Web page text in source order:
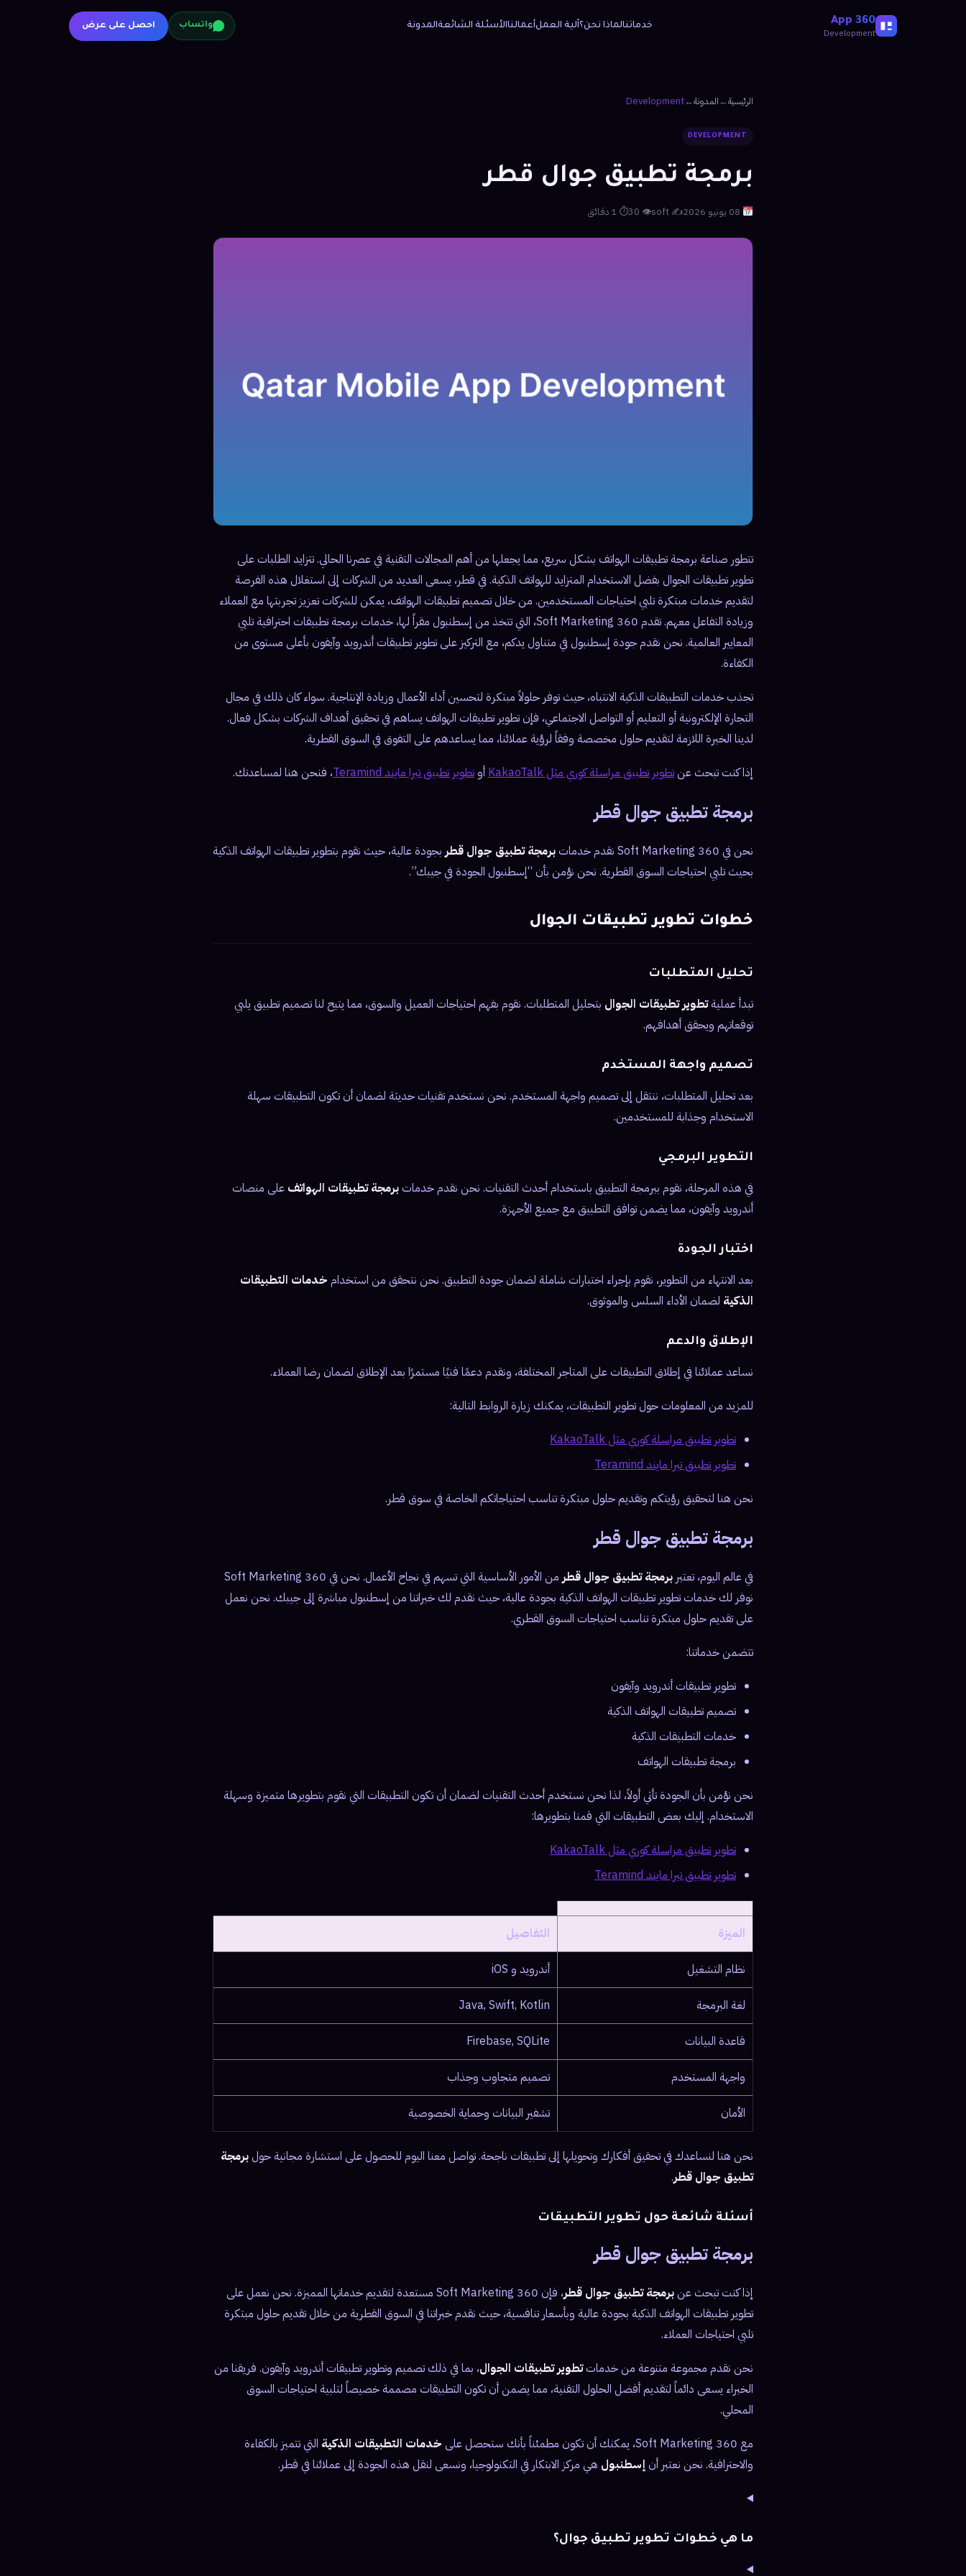
360 App
Development
خدماتنالماذا نحن؟آلية العملأعمالناالأسئلة الشائعةالمدونة واتساب احصل على عرض
الرئيسية← المدونة←
Development
DEVELOPMENT
برمجة تطبيق جوال قطر
✍️ soft
👁 30 ⏱ 1 دقائق
تتطور صناعة برمجة تطبيقات الهواتف بشكل سريع، مما يجعلها من أهم المجالات التقنية في عصرنا الحالي. تتزايد الطلبات على
تطوير تطبيقات الجوال بفضل الاستخدام المتزايد للهواتف الذكية. في قطر، يسعى العديد من الشركات إلى استغلال هذه الفرصة
لتقديم خدمات مبتكرة تلبي احتياجات المستخدمين. من خلال تصميم تطبيقات الهواتف، يمكن للشركات تعزيز تجربتها مع العملاء
وزيادة التفاعل معهم. تقدم 360 Soft Marketing، التي تتخذ من إسطنبول مقراً لها، خدمات برمجة تطبيقات احترافية تلبي
المعايير العالمية. نحن نقدم جودة إسطنبول في متناول يدكم، مع التركيز على تطوير تطبيقات أندرويد وآيفون بأعلى مستوى من
الكفاءة.
تجذب خدمات التطبيقات الذكية الانتباه، حيث توفر حلولاً مبتكرة لتحسين أداء الأعمال وزيادة الإنتاجية. سواء كان ذلك في مجال
التجارة الإلكترونية أو التعليم أو التواصل الاجتماعي، فإن تطوير تطبيقات الهواتف يساهم في تحقيق أهداف الشركات بشكل فعال.
لدينا الخبرة اللازمة لتقديم حلول مخصصة وفقاً لرؤية عملائنا، مما يساعدهم على التفوق في السوق القطرية.
إذا كنت تبحث عنتطوير تطبيق مراسلة كوري مثل KakaoTalk أوتطوير تطبيق تيرا مايند Teramind ، فنحن هنا لمساعدتك.
برمجة تطبيق جوال قطر
نحن في 360 Soft Marketing نقدم خدمات برمجة تطبيق جوال قطربجودة عالية، حيث نقوم بتطوير تطبيقات الهواتف الذكية
بحيث تلبي احتياجات السوق القطرية. نحن نؤمن بأن “إسطنبول الجودة في جيبك”.
خطوات تطوير تطبيقات الجوال
تحليل المتطلبات
تبدأ عمليةتطوير تطبيقات الجوال بتحليل المتطلبات. نقوم بفهم احتياجات العميل والسوق، مما يتيح لنا تصميم تطبيق يلبي
توقعاتهم ويحقق أهدافهم.
تصميم واجهة المستخدم
بعد تحليل المتطلبات، ننتقل إلى تصميم واجهة المستخدم. نحن نستخدم تقنيات حديثة لضمان أن تكون التطبيقات سهلة
الاستخدام وجذابة للمستخدمين.
التطوير البرمجي
في هذه المرحلة، نقوم ببرمجة التطبيق باستخدام أحدث التقنيات. نحن نقدم خدمات برمجة تطبيقات الهواتف على منصات
أندرويد وآيفون، مما يضمن توافق التطبيق مع جميع الأجهزة.
اختبار الجودة
بعد الانتهاء من التطوير، نقوم بإجراء اختبارات شاملة لضمان جودة التطبيق. نحن نتحقق من استخدام خدمات التطبيقات
الذكية لضمان الأداء السلس والموثوق.
الإطلاق والدعم
نساعد عملائنا في إطلاق التطبيقات على المتاجر المختلفة، ونقدم دعمًا فنيًا مستمرًا بعد الإطلاق لضمان رضا العملاء.
للمزيد من المعلومات حول تطوير التطبيقات، يمكنك زيارة الروابط التالية:
تطوير تطبيق مراسلة كوري مثل KakaoTalk
تطوير تطبيق تيرا مايند Teramind
نحن هنا لتحقيق رؤيتكم وتقديم حلول مبتكرة تناسب احتياجاتكم الخاصة في سوق قطر.
برمجة تطبيق جوال قطر
في عالم اليوم، تعتبر برمجة تطبيق جوال قطر
من الأمور الأساسية التي تسهم في نجاح الأعمال. نحن في 360 Soft Marketing
نوفر لك خدمات تطوير تطبيقات الهواتف الذكية بجودة عالية، حيث نقدم لك خبراتنا من إسطنبول مباشرة إلى جيبك. نحن نعمل
على تقديم حلول مبتكرة تناسب احتياجات السوق القطري.
تتضمن خدماتنا:
تطوير تطبيقات أندرويد وآيفون
تصميم تطبيقات الهواتف الذكية
خدمات التطبيقات الذكية
برمجة تطبيقات الهواتف
نحن نؤمن بأن الجودة تأتي أولاً، لذا نحن نستخدم أحدث التقنيات لضمان أن تكون التطبيقات التي نقوم بتطويرها متميزة وسهلة
الاستخدام. إليك بعض التطبيقات التي قمنا بتطويرها:
تطوير تطبيق مراسلة كوري مثل KakaoTalk
تطوير تطبيق تيرا مايند Teramind
الميزة التفاصيل
نظام التشغيل أندرويد و iOS
لغة البرمجة Java, Swift, Kotlin
قاعدة البيانات Firebase, SQLite
واجهة المستخدم تصميم متجاوب وجذاب
الأمان تشفير البيانات وحماية الخصوصية
نحن هنا لنساعدك في تحقيق أفكارك وتحويلها إلى تطبيقات ناجحة. تواصل معنا اليوم للحصول على استشارة مجانية حولبرمجة
تطبيق جوال قطر.
أسئلة شائعة حول تطوير التطبيقات
برمجة تطبيق جوال قطر
إذا كنت تبحث عنبرمجة تطبيق جوال قطر
، فإن 360 Soft Marketing مستعدة لتقديم خدماتها المميزة. نحن نعمل على
تطوير تطبيقات الهواتف الذكية بجودة عالية وبأسعار تنافسية، حيث نقدم خبراتنا في السوق القطرية من خلال تقديم حلول مبتكرة
تلبي احتياجات العملاء.
نحن نقدم مجموعة متنوعة من خدماتتطوير تطبيقات الجوال، بما في ذلك تصميم وتطوير تطبيقات أندرويد وآيفون. فريقنا من
الخبراء يسعى دائماً لتقديم أفضل الحلول التقنية، مما يضمن أن تكون التطبيقات مصممة خصيصاً لتلبية احتياجات السوق
المحلي.
مع 360 Soft Marketing، يمكنك أن تكون مطمئناً بأنك ستحصل على
خدمات التطبيقات الذكية التي تتميز بالكفاءة
والاحترافية. نحن نعتبر أنإسطنبول هي مركز الابتكار في التكنولوجيا، ونسعى لنقل هذه الجودة إلى عملائنا في قطر.
ما هي خطوات تطوير تطبيق جوال؟